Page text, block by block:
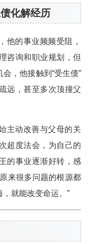
化解经历
他的事业频频受阻，
咨询和职业规划，但
，他接触到“受生债”
远，甚至多次顶撞父
主动改善与父母的关
超度法会，为自己的
的事业逐渐好转，感
来很多问题的根源都
就能改变命运。”